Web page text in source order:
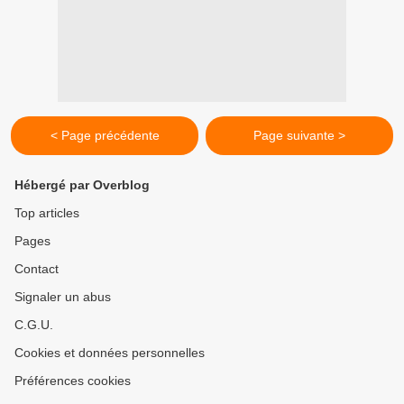
< Page précédente Page suivante >
Hébergé par Overblog
Top articles
Pages
Contact
Signaler un abus
C.G.U.
Cookies et données personnelles
Préférences cookies